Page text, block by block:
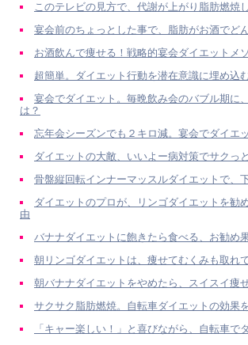
このテレビの見方で、代謝が上がり脂肪燃焼
宴会前のちょっとした事で、脂肪がお酒でど
お酒飲んで痩せる！戦略的宴会ダイエットメ
超簡単。ダイエット行動を潜在意識に埋め込
宴会でダイエット。毎晩飲み会のバブル期に
は？
忘年会シーズンでも２キロ減。宴会でダイエ
ダイエットの大敵、いいよー病対策でサクっ
骨盤縦回転インナーマッスルダイエットで、
ダイエットのプロが、リンゴダイエットを勧
由
バナナダイエットに飽きたら食べる、お勧め
朝リンゴダイエットは、痩せてむくみも取れ
朝バナナダイエットをやめたら、スイスイ痩
サクサク脂肪燃焼。自転車ダイエットの効果
「キャー楽しい！」と喜びながら、自転車で